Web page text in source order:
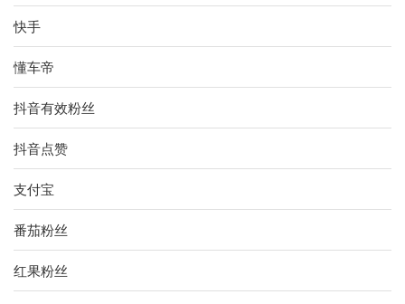
快手
懂车帝
抖音有效粉丝
抖音点赞
支付宝
番茄粉丝
红果粉丝